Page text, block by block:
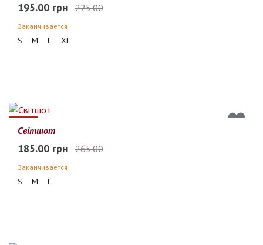
195.00 грн 225.00
Заканчивается
S M L XL
30%
Світшот
185.00 грн 265.00
Заканчивается
S M L